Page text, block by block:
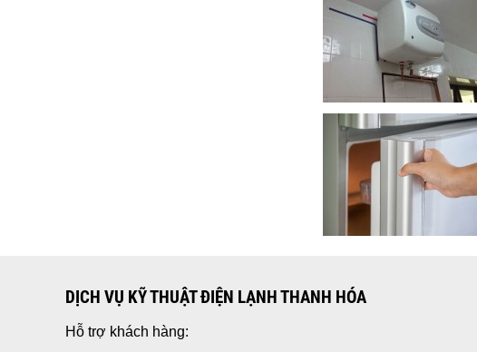
DỊCH VỤ KỸ THUẬT ĐIỆN LẠNH THANH HÓA
Hỗ trợ khách hàng: